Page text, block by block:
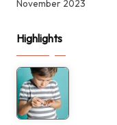
November 2023
Highlights